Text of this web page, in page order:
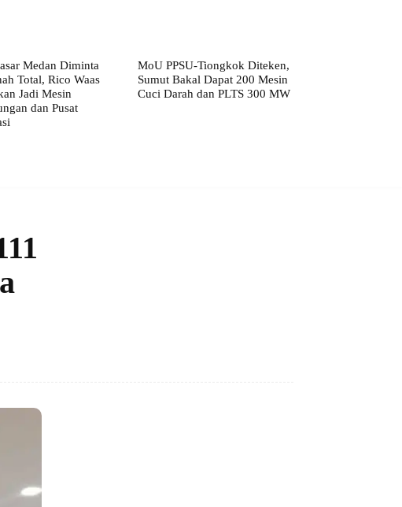
Medan Diminta
Total, Rico Waas
Jadi Mesin
dan Pusat
MoU PPSU-Tiongkok Diteken,
Sumut Bakal Dapat 200 Mesin
Cuci Darah dan PLTS 300 MW